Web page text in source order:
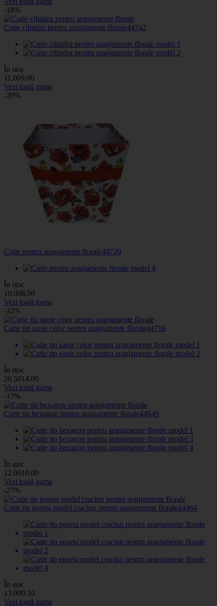
-18%
Cutie cilindru pentru aranjamente florale44742
În stoc
11 .009.00
Vezi toată gama
-20%
Cutie pentru aranjamente florale44720
În stoc
10.008.00
Vezi toată gama
-32%
Cutie tip sanie color pentru aranjamente florale44716
În stoc
20.5014.00
Vezi toată gama
-17%
Cutie tip hexagon pentru aranjamente florale44649
În stoc
12.0010.00
Vezi toată gama
-27%
Cutie tip poseta model craciun pentru aranjamente florale44464
În stoc
13.009.50
Vezi toată gama